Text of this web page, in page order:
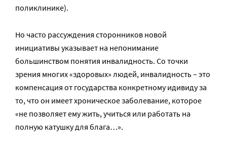
поликлинике).
Но часто рассуждения сторонников новой
инициативы указывает на непонимание
большинством понятия инвалидность. Со точки
зрения многих «здоровых» людей, инвалидность – это
компенсация от государства конкретному идивиду за
то, что он имеет хроническое заболевание, которое
«не позволяет ему жить, учиться или работать на
полную катушку для блага…».